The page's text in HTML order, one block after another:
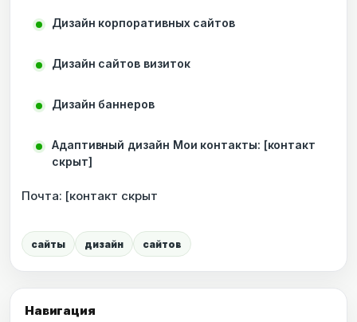
Навигация
Дизайн корпоративных сайтов
Дизайн сайтов визиток
Дизайн баннеров
Адаптивный дизайн Мои контакты: [контакт
скрыт]
Почта: [контакт скрыт
сайты дизайн сайтов